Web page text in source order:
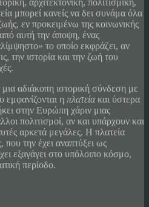
μπορεί κανείς να δει συνάμα όλα
εν προκειμένω της κοινωνικής
αυτή την άποψη, ένας
το οποίο εκφράζει, αν
την ιστορία και την ζωή του
αδιάκοπη ιστορική σύνδεση με
εμφανίζονται η πλατείακαι ύστερα
στην Ευρώπη χάριν μιας
πολιτισμοί, αν και υπάρχουν και
αρκετά μεγάλες. Η πλατεία
την έχει αναπτύξει ως
εξαγάγει στο υπόλοιπο κόσμο,
περίοδο.